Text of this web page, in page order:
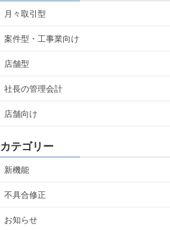
月々取引型
案件型・工事業向け
店舗型
社長の管理会計
店舗向け
カテゴリー
新機能
不具合修正
お知らせ